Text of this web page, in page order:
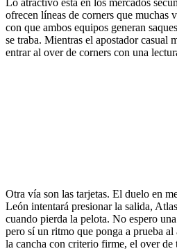
Lo atractivo está en los mercados
ofrecen líneas de corners que muchas
con que ambos equipos generan
se traba. Mientras el apostador casual
entrar al over de corners con una
Otra vía son las tarjetas. El duelo en
León intentará presionar la salida,
cuando pierda la pelota. No espero
pero sí un ritmo que ponga a prueba
la cancha con criterio firme, el over de